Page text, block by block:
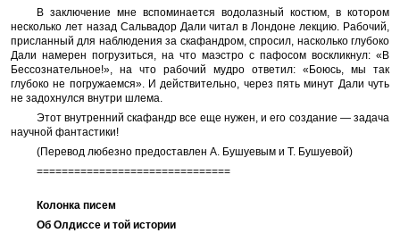
В заключение мне вспоминается водолазный костюм, в котором
несколько лет назад Сальвадор Дали читал в Лондоне лекцию. Рабочий,
присланный для наблюдения за скафандром, спросил, насколько глубоко
Дали намерен погрузиться, на что маэстро с пафосом воскликнул: «В
Бессознательное!», на что рабочий мудро ответил: «Боюсь, мы так
глубоко не погружаемся». И действительно, через пять минут Дали чуть
не задохнулся внутри шлема.
Этот внутренний скафандр все еще нужен, и его создание — задача
научной фантастики!
(Перевод любезно предоставлен А. Бушуевым и Т. Бушуевой)
===============================
Колонка писем
Об Олдиссе и той истории